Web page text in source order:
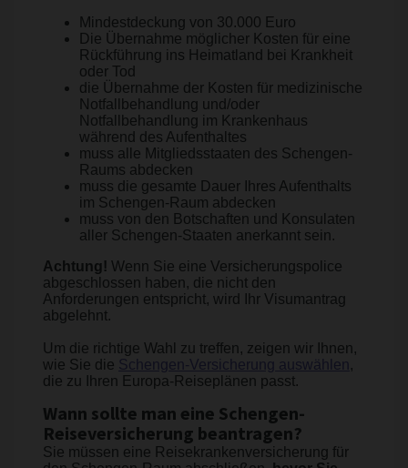
Mindestdeckung von 30.000 Euro
Die Übernahme möglicher Kosten für eine
Rückführung ins Heimatland bei Krankheit
oder Tod
die Übernahme der Kosten für medizinische
Notfallbehandlung und/oder
Notfallbehandlung im Krankenhaus
während des Aufenthaltes
muss alle Mitgliedsstaaten des Schengen-
Raums abdecken
muss die gesamte Dauer Ihres Aufenthalts
im Schengen-Raum abdecken
muss von den Botschaften und Konsulaten
aller Schengen-Staaten anerkannt sein.
Achtung! Wenn Sie eine Versicherungspolice
abgeschlossen haben, die nicht den
Anforderungen entspricht, wird Ihr Visumantrag
abgelehnt.
Um die richtige Wahl zu treffen, zeigen wir Ihnen,
wie Sie die Schengen-Versicherung auswählen
,
die zu Ihren Europa-Reiseplänen passt.
Wann sollte man eine Schengen-
Reiseversicherung beantragen?
Sie müssen eine Reisekrankenversicherung für